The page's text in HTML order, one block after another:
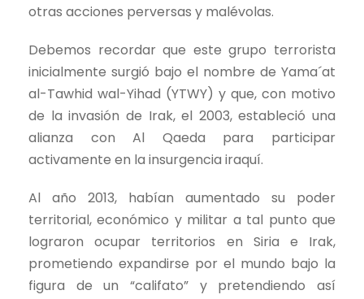
otras acciones perversas y malévolas.
Debemos recordar que este grupo terrorista
inicialmente surgió bajo el nombre de Yama´at
al-Tawhid wal-Yihad (YTWY) y que, con motivo
de la invasión de Irak, el 2003, estableció una
alianza con Al Qaeda para participar
activamente en la insurgencia iraquí.
Al año 2013, habían aumentado su poder
territorial, económico y militar a tal punto que
lograron ocupar territorios en Siria e Irak,
prometiendo expandirse por el mundo bajo la
figura de un “califato” y pretendiendo así